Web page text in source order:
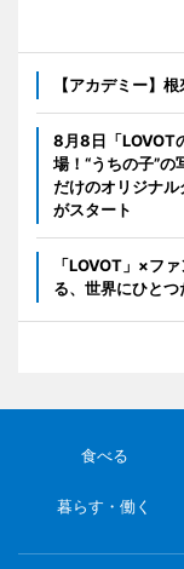
【アカデミー】
8月8日「LOVOT
場！“うちの子”
だけのオリジナル
がスタート
「LOVOT」×フ
る、世界にひとつ
食べる
暮らす・働く